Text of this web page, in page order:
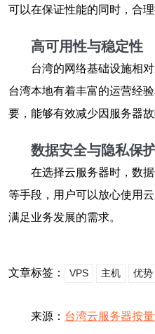
可以在保证性能的同时，合理
高可用性与稳定性
台湾的网络基础设施相
台湾本地有着丰富的运营经
要，能够有效减少因服务器故
数据安全与隐私保
在选择云服务器时，数
等手段，用户可以放心使用
满足业务发展的需求。
文章标签： VPS 主机 优势
来源： 台湾云服务器按